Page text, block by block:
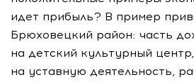
идет прибыль? В пример
Брюховецкий район: часть
на детский культурный
на уставную деятельность,